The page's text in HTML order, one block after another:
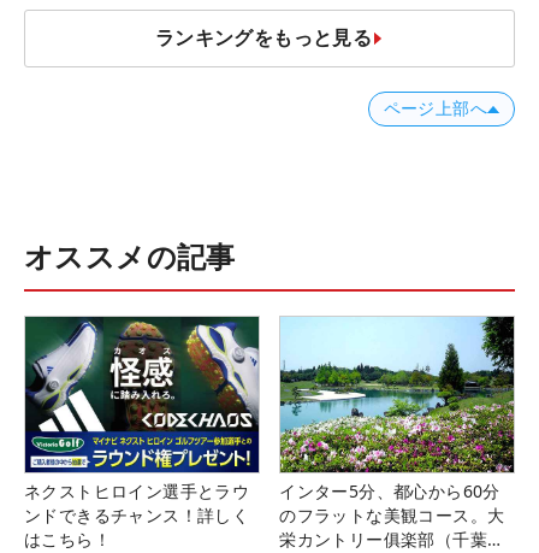
ランキングをもっと見る
ページ上部へ
オススメの記事
ネクストヒロイン選手とラウ
ンドできるチャンス！詳しく
はこちら！
インター5分、都心から60分
のフラットな美観コース。大
栄カントリー俱楽部（千葉